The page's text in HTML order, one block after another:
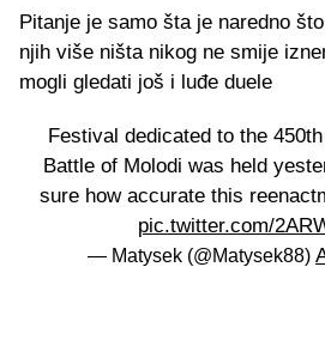
Pitanje je samo šta je naredno
njih više ništa nikog ne smije
mogli gledati još i luđe duele
Festival dedicated to the
Battle of Molodi was held
sure how accurate this
pic.twitter.com/
— Matysek (@Matysek88)